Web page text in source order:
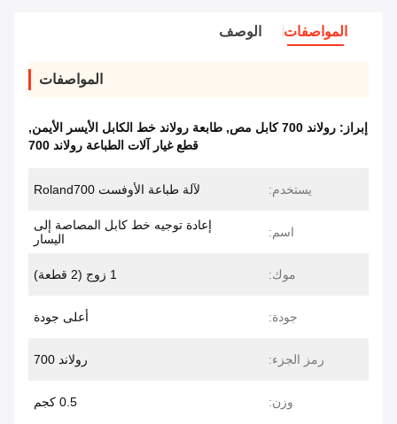
المواصفات الوصف
المواصفات
إبراز: رولاند 700 كابل مص , طابعة رولاند خط الكابل الأيسر الأيمن,
قطع غيار آلات الطباعة رولاند 700
يستخدم: لآلة طباعة الأوفست Roland700
اسم:
إعادة توجيه خط كابل المصاصة إلى
اليسار
موك: 1 زوج (2 قطعة)
جودة: أعلى جودة
رمز الجزء: رولاند 700
وزن: 0.5 كجم